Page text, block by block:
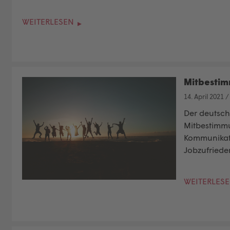
WEITERLESEN
14. April 2021 /
Der